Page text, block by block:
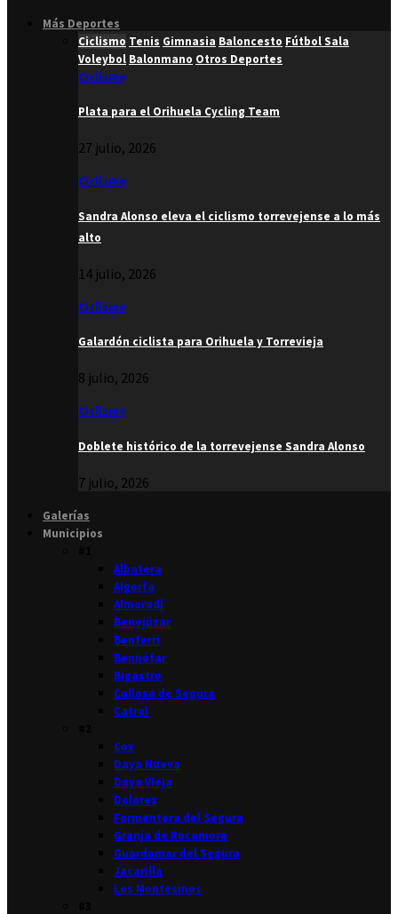
Más Deportes
Ciclismo Tenis Gimnasia Baloncesto Fútbol Sala
Voleybol Balonmano Otros Deportes
Ciclismo
Plata para el Orihuela Cycling Team
27 julio, 2026
Ciclismo
Sandra Alonso eleva el ciclismo torrevejense a lo más
alto
14 julio, 2026
Ciclismo
Galardón ciclista para Orihuela y Torrevieja
8 julio, 2026
Ciclismo
Doblete histórico de la torrevejense Sandra Alonso
7 julio, 2026
Galerías
Municipios
Albatera
Algorfa
Almoradí
Benejúzar
Benferri
Benijófar
Bigastro
Callosa de Segura
Catral
Cox
Daya Nueva
Daya Vieja
Dolores
Formentera del Segura
Granja de Rocamora
Guardamar del Segura
Jacarilla
Los Montesinos